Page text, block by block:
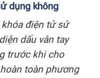
dụng không
điện tử sử
dấu vân tay
trước khi cho
toàn phương